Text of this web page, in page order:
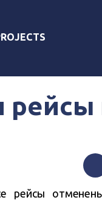
рейсы
рейсы